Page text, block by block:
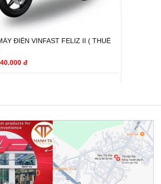
ĐIỆN VINFAST FELIZ II ( THUÊ
đ